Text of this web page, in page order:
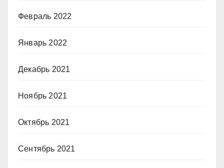
Февраль 2022
Январь 2022
Декабрь 2021
Ноябрь 2021
Октябрь 2021
Сентябрь 2021